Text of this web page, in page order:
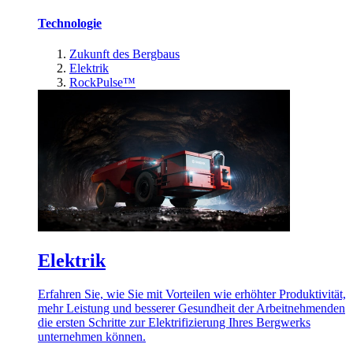
Technologie
Zukunft des Bergbaus
Elektrik
RockPulse™
Elektrik
Erfahren Sie, wie Sie mit Vorteilen wie erhöhter Produktivität,
mehr Leistung und besserer Gesundheit der Arbeitnehmenden
die ersten Schritte zur Elektrifizierung Ihres Bergwerks
unternehmen können.